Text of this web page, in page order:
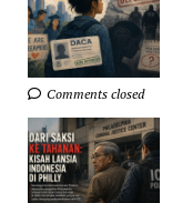
Comments closed